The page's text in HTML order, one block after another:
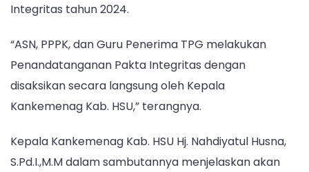
Integritas tahun 2024.
“ASN, PPPK, dan Guru Penerima TPG melakukan
Penandatanganan Pakta Integritas dengan
disaksikan secara langsung oleh Kepala
Kankemenag Kab. HSU,” terangnya.
Kepala Kankemenag Kab. HSU Hj. Nahdiyatul Husna,
S.Pd.I.,M.M dalam sambutannya menjelaskan akan